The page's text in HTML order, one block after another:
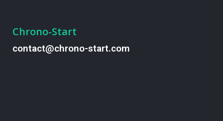
Chrono-Start
contact@chrono-start.com